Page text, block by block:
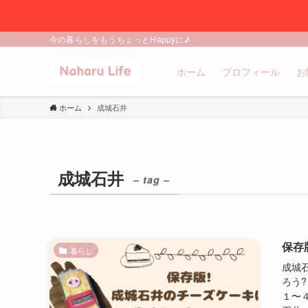
今の暮らしをもうちょっとHappyに♪
ホーム プロフィール
ホーム 成城石井
成城石井 – tag –
暮らし 保存
成城
ろう
１〜